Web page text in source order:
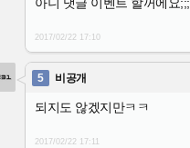
2017/02/22 17:10
5 비공개
되지도 않겠지만ㅋㅋ
2017/02/22 17:11